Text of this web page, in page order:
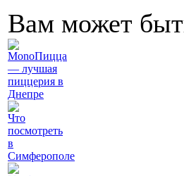
Вам может
MonoПицца
— лучшая
пиццерия в
Днепре
Что
посмотреть
в
Симферополе